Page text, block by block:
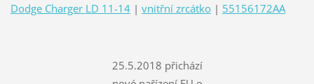
Dodge Charger LD 11-14 | vnitřní zrcátko | 55156172AA
25.5.2018 přichází